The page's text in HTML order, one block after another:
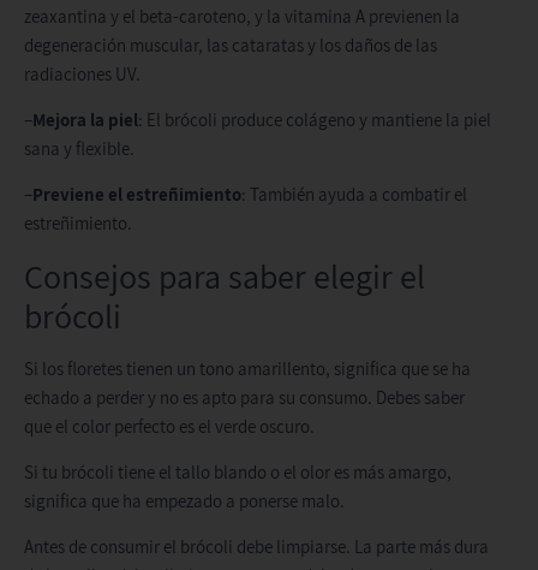
zeaxantina y el beta-caroteno, y la vitamina A previenen la
degeneración muscular, las cataratas y los daños de las
radiaciones UV.
–Mejora la piel: El brócoli produce colágeno y mantiene la piel
sana y flexible.
–Previene el estreñimiento: También ayuda a combatir el
estreñimiento.
Consejos para saber elegir el
brócoli
Si los floretes tienen un tono amarillento, significa que se ha
echado a perder y no es apto para su consumo. Debes saber
que el color perfecto es el verde oscuro.
Si tu brócoli tiene el tallo blando o el olor es más amargo,
significa que ha empezado a ponerse malo.
Antes de consumir el brócoli debe limpiarse. La parte más dura